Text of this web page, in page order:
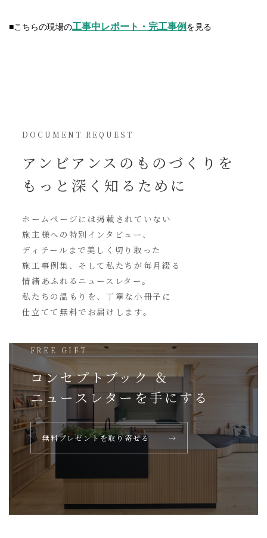
■こちらの現場の工事中レポート・完工事例 を見る
DOCUMENT REQUEST
アンビアンスの ものづくりを
もっと深く知るために
ホームページには掲載されていない
施主様への特別インタビュー、
ディテールまで美しく切り取った
施工事例集、そして私たちが毎月綴る
情緒あふれるニュースレター。
私たちの温もりを、丁寧な小冊子に
仕立てて無料でお届けします。
FREE GIFT
コンセプトブック ＆
ニュースレターを手にする
無料プレゼントを取り寄せる →